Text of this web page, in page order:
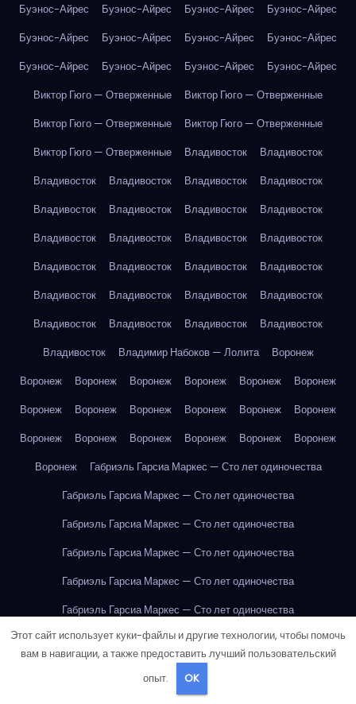
Буэнос-Айрес
Буэнос-Айрес Буэнос-Айрес
Буэнос-Айрес
Буэнос-Айрес
Буэнос-Айрес Буэнос-Айрес
Буэнос-Айрес
Буэнос-Айрес
Буэнос-Айрес Буэнос-Айрес
Буэнос-Айрес
Виктор Гюго — Отверженные
Виктор Гюго — Отверженные
Виктор Гюго — Отверженные
Виктор Гюго — Отверженные
Виктор Гюго — Отверженные
Владивосток
Владивосток
Владивосток
Владивосток Владивосток
Владивосток
Владивосток
Владивосток Владивосток
Владивосток
Владивосток
Владивосток Владивосток
Владивосток
Владивосток
Владивосток Владивосток
Владивосток
Владивосток
Владивосток Владивосток
Владивосток
Владивосток
Владивосток Владивосток
Владивосток
Владивосток
Владимир Набоков — Лолита
Воронеж
Воронеж
Воронеж Воронеж Воронеж Воронеж
Воронеж
Воронеж
Воронеж Воронеж Воронеж Воронеж
Воронеж
Воронеж
Воронеж Воронеж Воронеж Воронеж
Воронеж
Воронеж
Габриэль Гарсиа Маркес — Сто лет одиночества
Габриэль Гарсиа Маркес — Сто лет одиночества
Габриэль Гарсиа Маркес — Сто лет одиночества
Габриэль Гарсиа Маркес — Сто лет одиночества
Габриэль Гарсиа Маркес — Сто лет одиночества
Габриэль Гарсиа Маркес — Сто лет одиночества
Габриэль Гарсиа Маркес — Сто лет одиночества
Габриэль Гарсиа Маркес — Сто лет одиночества
Габриэль Гарсиа Маркес — Сто лет одиночества
Этот сайт использует куки-файлы и другие технологии, чтобы помочь
вам в навигации, а также предоставить лучший пользовательский
опыт.
OK